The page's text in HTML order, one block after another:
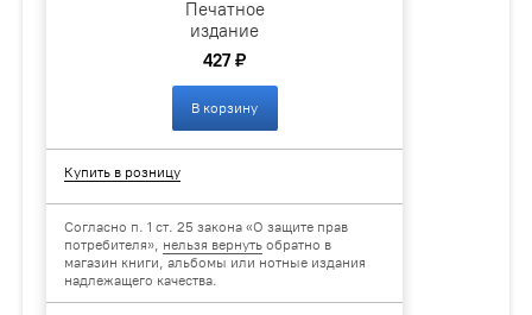
Печатное
издание
427 ₽
В корзину
Купить в розницу
Согласно п. 1 ст. 25 закона «О защите прав
потребителя», нельзя вернуть обратно в
магазин книги, альбомы или нотные издания
надлежащего качества.